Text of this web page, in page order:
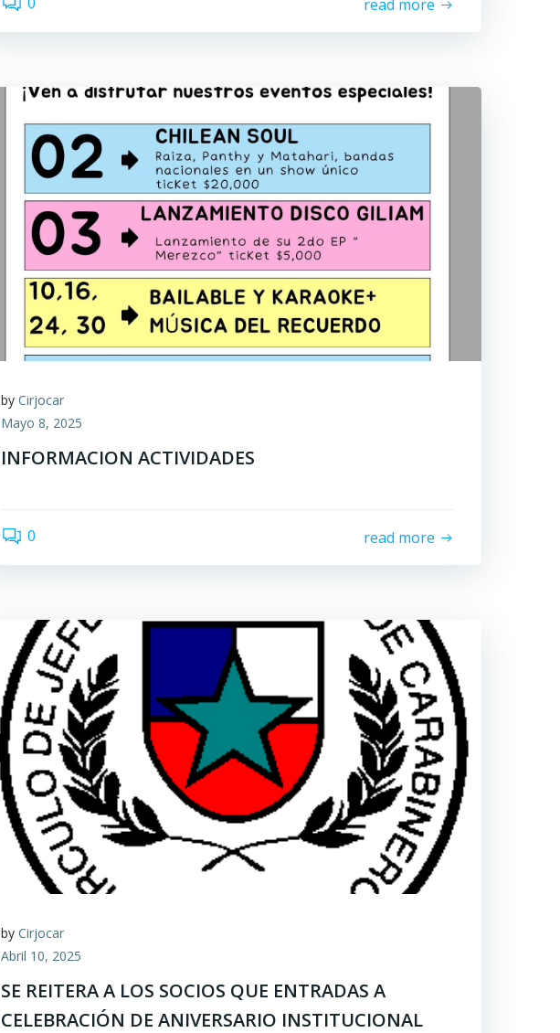
read more
by Cirjocar
Mayo 8, 2025
INFORMACION ACTIVIDADES
0 read more
by Cirjocar
Abril 10, 2025
SE REITERA A LOS SOCIOS QUE ENTRADAS A
CELEBRACIÓN DE ANIVERSARIO INSTITUCIONAL